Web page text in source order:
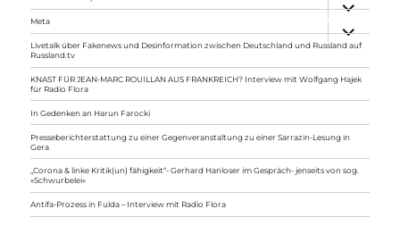
anzeigen
Meta
anzeigen
Livetalk über Fakenews und Desinformation zwischen Deutschland und Russland auf
Russland.tv
KNAST FÜR JEAN-MARC ROUILLAN AUS FRANKREICH? Interview mit Wolfgang Hajek
für Radio Flora
In Gedenken an Harun Farocki
Presseberichterstattung zu einer Gegenveranstaltung zu einer Sarrazin-Lesung in
Gera
„Corona & linke Kritik(un) fähigkeit“- Gerhard Hanloser im Gespräch- jenseits von sog.
»Schwurbelei«
Antifa-Prozess in Fulda – Interview mit Radio Flora